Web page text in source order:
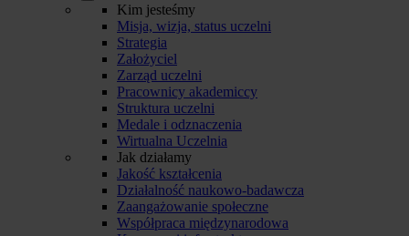
Kim jesteśmy
Misja, wizja, status uczelni
Strategia
Założyciel
Zarząd uczelni
Pracownicy akademiccy
Struktura uczelni
Medale i odznaczenia
Wirtualna Uczelnia
Jak działamy
Jakość kształcenia
Działalność naukowo-badawcza
Zaangażowanie społeczne
Współpraca międzynarodowa